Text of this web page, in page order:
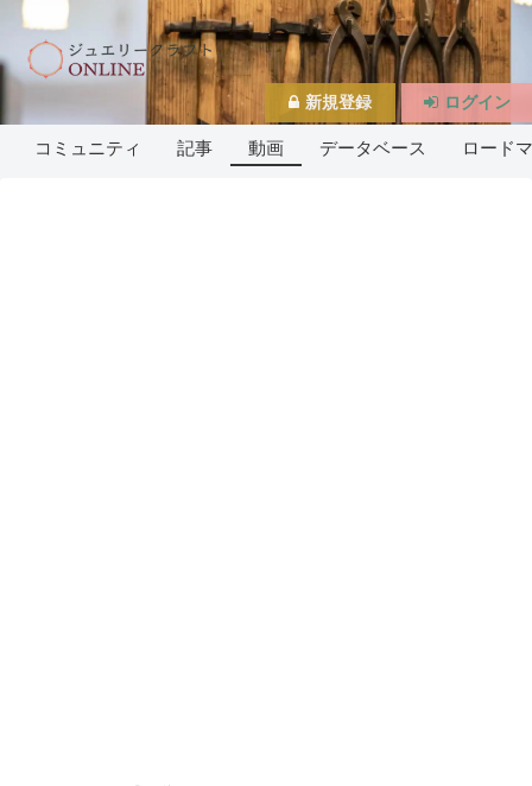
コミュニティ 記事 動画 データベース ロード
新規登録 ログイン